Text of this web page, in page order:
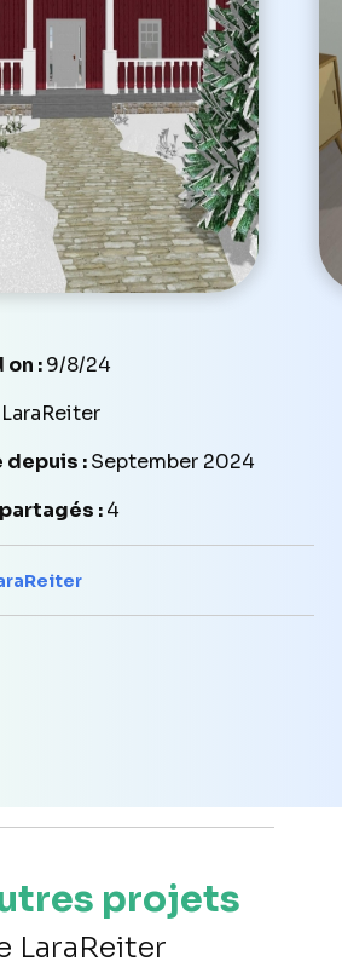
on :9/8/24
LaraReiter
depuis :September 2024
:4
projets
LaraReiter